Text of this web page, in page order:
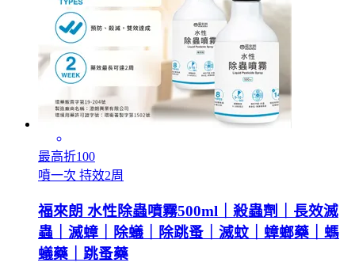
最高折100
噴一次 持效2周
福來朗 水性除蟲噴霧500ml｜殺蟲劑｜長效滅
蟲｜滅蟑｜除蟻｜除跳蚤｜滅蚊｜蟑螂藥｜螞
蟻藥｜跳蚤藥